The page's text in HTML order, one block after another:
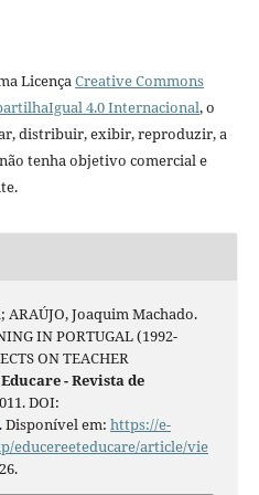
LicençaCreative Commons
4.0 Internacional, o
distribuir, exibir, reproduzir, a
tenha objetivo comercial e
ARAÚJO, Joaquim Machado.
IN PORTUGAL (1992-
ON TEACHER
- Revista de
DOI:
Disponível em: https://e-
educereeteducare/article/vie